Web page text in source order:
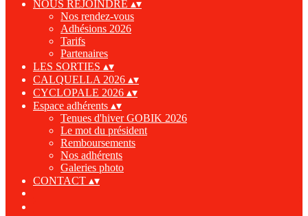
NOUS REJOINDRE ▴▾
Nos rendez-vous
Adhésions 2026
Tarifs
Partenaires
LES SORTIES ▴▾
CALQUELLA 2026 ▴▾
CYCLOPALE 2026 ▴▾
Espace adhérents ▴▾
Tenues d'hiver GOBIK 2026
Le mot du président
Remboursements
Nos adhérents
Galeries photo
CONTACT ▴▾